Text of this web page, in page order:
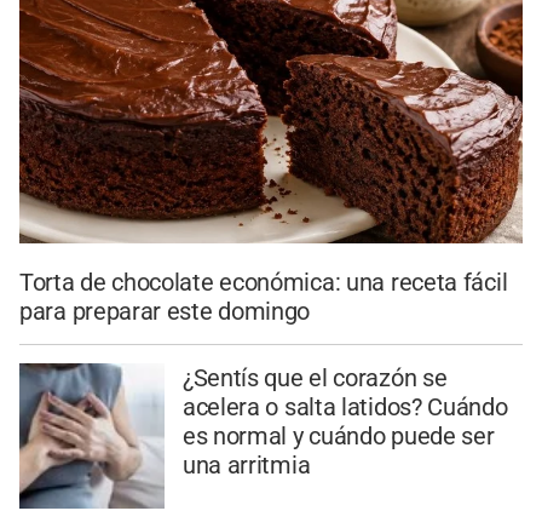
Torta de chocolate económica: una receta fácil
para preparar este domingo
¿Sentís que el corazón se
acelera o salta latidos? Cuándo
es normal y cuándo puede ser
una arritmia